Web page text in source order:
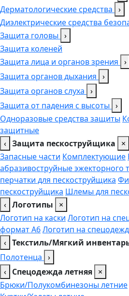
Дерматологические средства ›
Диэлектрические средства
Защита головы ›
Защита коленей
Защита лица и органов зрения ›
Защита органов дыхания ›
Защита органов слуха ›
Защита от падения с высоты ›
Одноразовые средства защиты
защитные
‹ Защита пескоструйщика
×
Запасные части Комплектующие
абразивоструйные эжекторного
перчатки для пескоструйщика
пескоструйщика Шлемы для
‹ Логотипы
×
Логотип на каски Логотип на
формат А6Логотип на
‹ Текстиль/Мягкий
Полотенца ›
‹ Спецодежда летняя ×
Брюки/Полукомбинезоны летние